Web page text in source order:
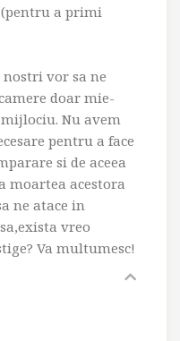
a primi
vor sa ne
doar mie-
Nu avem
pentru a face
si de aceea
moartea acestora
ne atace in
vreo
Va multumesc!